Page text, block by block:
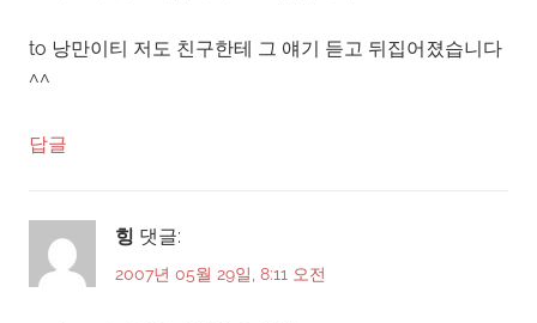
to 낭만이티 저도 친구한테 그 얘기 듣고 뒤집어졌습니다
^^
답글
힝 댓글:
2007년 05월 29일, 8:11 오전